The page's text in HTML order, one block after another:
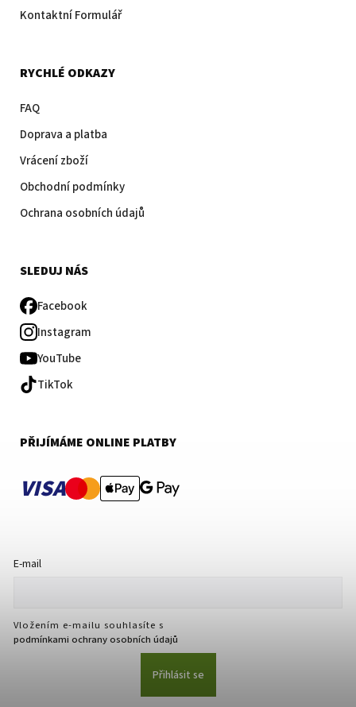
Kontaktní Formulář
RYCHLÉ ODKAZY
FAQ
Doprava a platba
Vrácení zboží
Obchodní podmínky
Ochrana osobních údajů
SLEDUJ NÁS
Facebook
Instagram
YouTube
TikTok
PŘIJÍMÁME ONLINE PLATBY
VISA
E-mail
Vložením e-mailu souhlasíte s
podmínkami ochrany osobních údajů
Přihlásit se